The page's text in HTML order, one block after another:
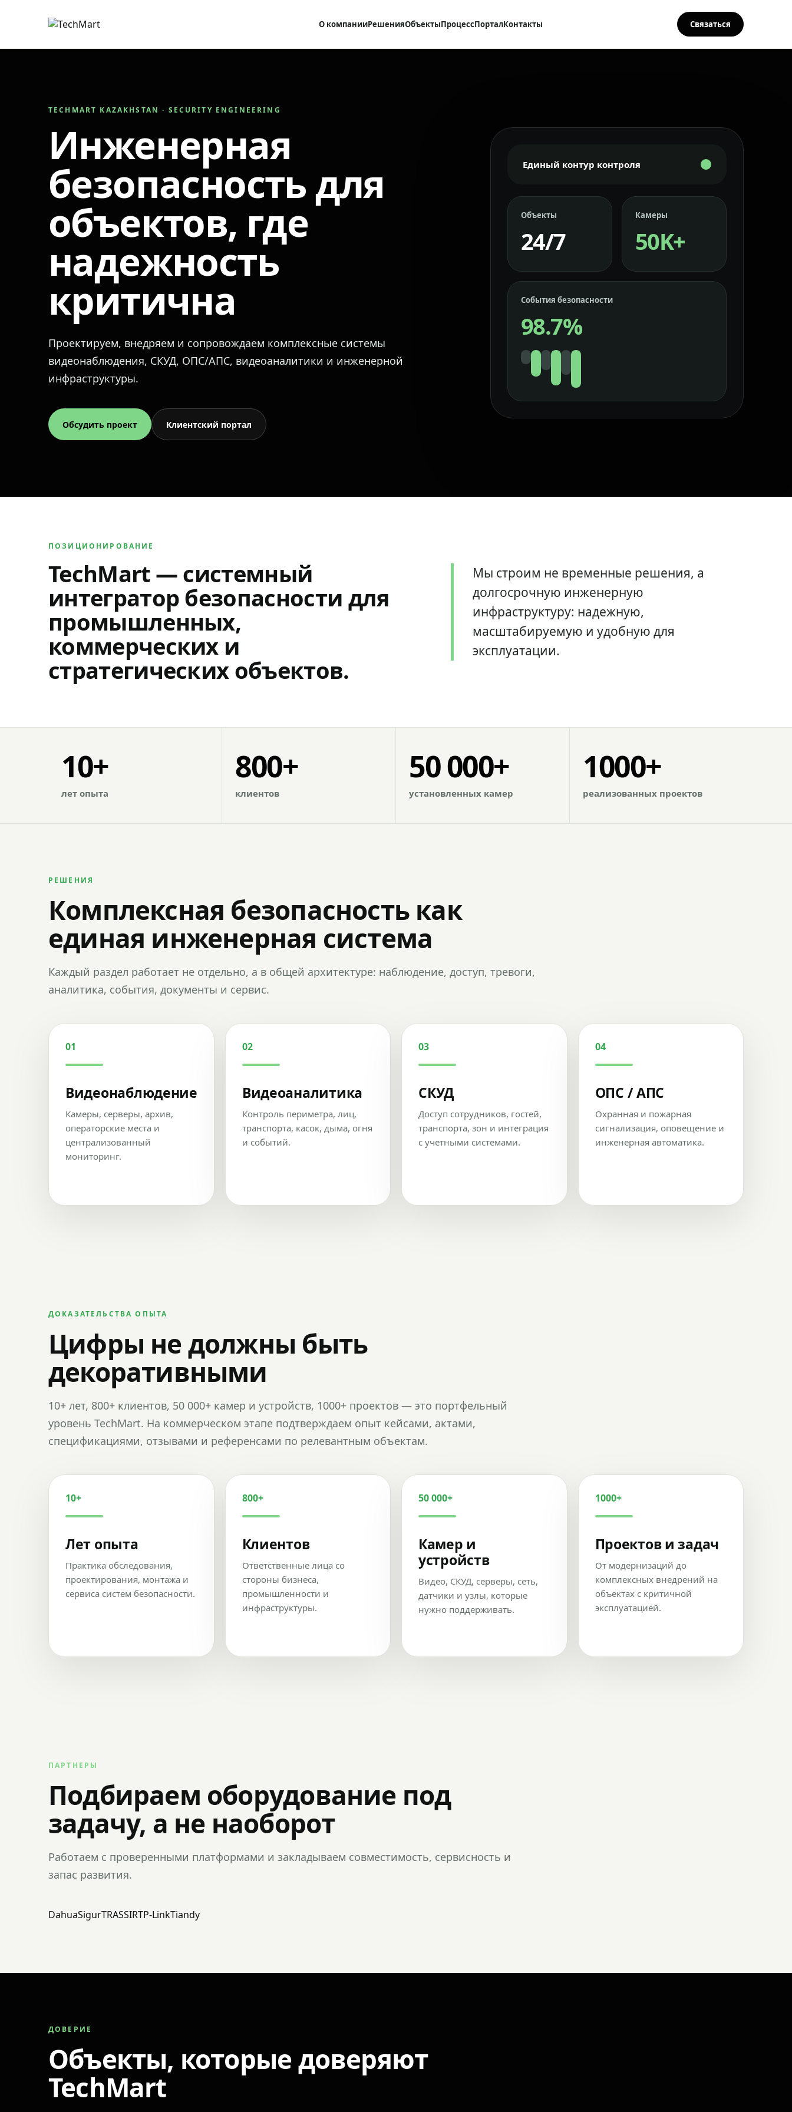
О компанииРешенияОбъектыПроцессПорталКонтакты Связаться
TECHMART KAZAKHSTAN · SECURITY ENGINEERING
Инженерная
безопасность для
объектов, где
надежность
критична
Проектируем, внедряем и сопровождаем комплексные системы
видеонаблюдения, СКУД, ОПС/АПС, видеоаналитики и инженерной
инфраструктуры.
Обсудить проект Клиентский портал
Единый контур контроля
Объекты
24/7
Камеры
50K+
События безопасности
98.7%
ПОЗИЦИОНИРОВАНИЕ
TechMart — системный
интегратор безопасности для
промышленных,
коммерческих и
стратегических объектов.
Мы строим не временные решения, а
долгосрочную инженерную
инфраструктуру: надежную,
масштабируемую и удобную для
эксплуатации.
10+
лет опыта
800+
клиентов
50 000+
установленных камер
1000+
реализованных проектов
РЕШЕНИЯ
Комплексная безопасность как
единая инженерная система
Каждый раздел работает не отдельно, а в общей архитектуре: наблюдение, доступ, тревоги,
аналитика, события, документы и сервис.
01
Видеонаблюдение
Камеры, серверы, архив,
операторские места и
централизованный
мониторинг.
02
Видеоаналитика
Контроль периметра, лиц,
транспорта, касок, дыма, огня
и событий.
03
СКУД
Доступ сотрудников, гостей,
транспорта, зон и интеграция
с учетными системами.
04
ОПС / АПС
Охранная и пожарная
сигнализация, оповещение и
инженерная автоматика.
ДОКАЗАТЕЛЬСТВА ОПЫТА
Цифры не должны быть
декоративными
10+ лет, 800+ клиентов, 50 000+ камер и устройств, 1000+ проектов — это портфельный
уровень TechMart. На коммерческом этапе подтверждаем опыт кейсами, актами,
спецификациями, отзывами и референсами по релевантным объектам.
10+
Лет опыта
Практика обследования,
проектирования, монтажа и
сервиса систем безопасности.
800+
Клиентов
Ответственные лица со
стороны бизнеса,
промышленности и
инфраструктуры.
50 000+
Камер и
устройств
Видео, СКУД, серверы, сеть,
датчики и узлы, которые
нужно поддерживать.
1000+
Проектов и задач
От модернизаций до
комплексных внедрений на
объектах с критичной
эксплуатацией.
ПАРТНЕРЫ
Подбираем оборудование под
задачу, а не наоборот
Работаем с проверенными платформами и закладываем совместимость, сервисность и
запас развития.
DahuaSigurTRASSIRTP-LinkTiandy
ДОВЕРИЕ
Объекты, которые доверяют
TechMart